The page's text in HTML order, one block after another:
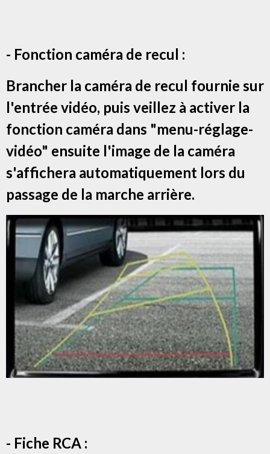
- Fonction caméra de recul :
Brancher la caméra de recul fournie sur
l'entrée vidéo, puis veillez à activer la
fonction caméra dans "menu-réglage-
vidéo" ensuite l'image de la caméra
s'affichera automatiquement lors du
passage de la marche arrière.
- Fiche RCA :